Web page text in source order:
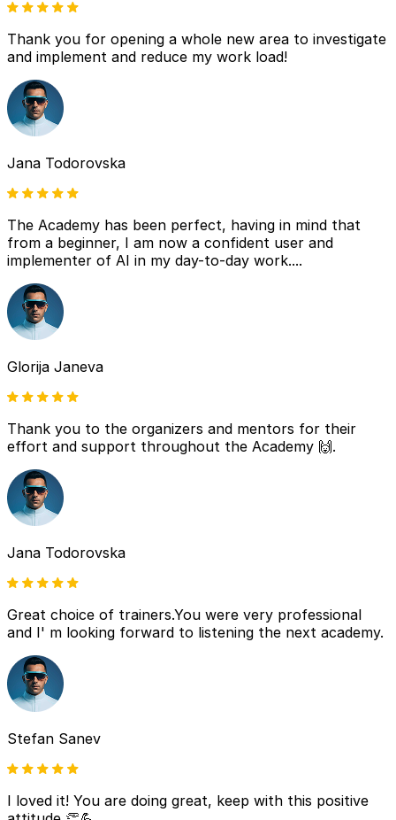
Thank you for opening a whole new area to investigate
and implement and reduce my work load!
Jana Todorovska
The Academy has been perfect, having in mind that
from a beginner, I am now a confident user and
implementer of AI in my day-to-day work....
Glorija Janeva
Thank you to the organizers and mentors for their
effort and support throughout the Academy 🙌.
Jana Todorovska
Great choice of trainers.You were very professional
and I' m looking forward to listening the next academy.
Stefan Sanev
I loved it! You are doing great, keep with this positive